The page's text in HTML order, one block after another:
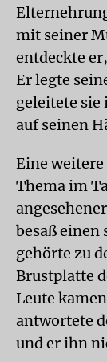
mit seiner
entdeckte
Er legte
geleitete sie
auf seinen
Eine
Thema im
besaß einen
gehörte zu
Brustplatte
Leute
antwortete
und er ihn